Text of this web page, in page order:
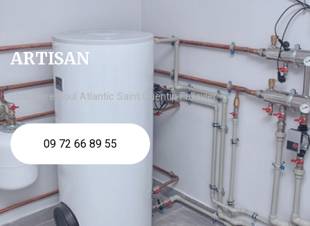
ARTISAN
chaudière fioul Atlantic Saint Quentin Fallavier
09 72 66 89 55